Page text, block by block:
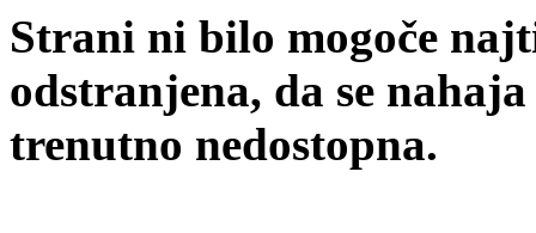
Strani ni bilo mogoče
odstranjena, da se
trenutno nedostopna.